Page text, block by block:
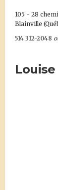
105 - 28
Blainville
514 312-2048